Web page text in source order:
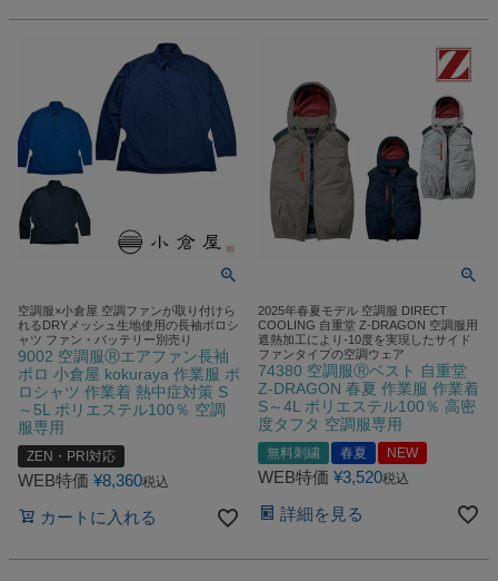
空調服×小倉屋 空調ファンが取り付けら
れるDRYメッシュ生地使用の長袖ポロシ
ャツ ファン・バッテリー別売り
9002 空調服Ⓡエアファン長袖
ポロ 小倉屋 kokuraya 作業服 ポ
ロシャツ 作業着 熱中症対策 S
～5L ポリエステル100％ 空調
服専用
ZEN・PRI対応
WEB特価 ¥8,360税込
カートに入れる
2025年春夏モデル 空調服 DIRECT
COOLING 自重堂 Z-DRAGON 空調服用
遮熱加工により-10度を実現したサイド
ファンタイプの空調ウェア
74380 空調服Ⓡベスト 自重堂
Z-DRAGON 春夏 作業服 作業着
S～4L ポリエステル100％ 高密
度タフタ 空調服専用
無料刺繍 春夏 NEW
WEB特価 ¥3,520税込
詳細を見る